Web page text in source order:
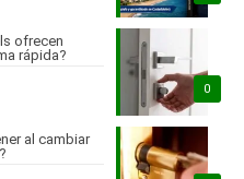
0
ofrecen
rápida?
al cambiar